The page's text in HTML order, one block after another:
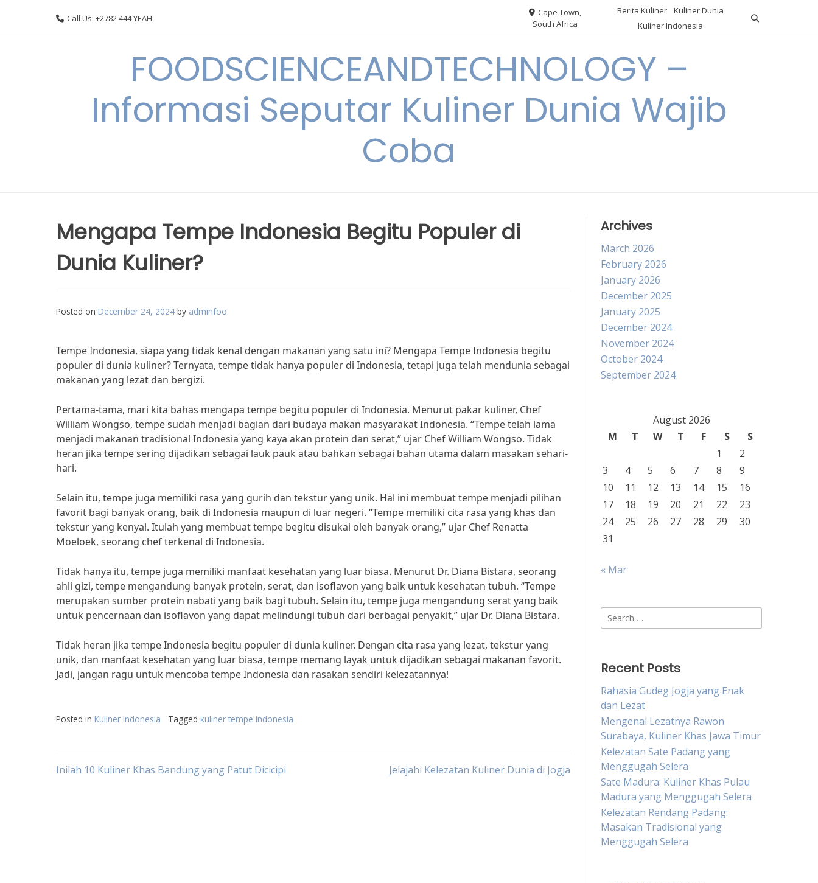
Call Us: +2782 444 YEAH
Cape Town,
South Africa
Berita Kuliner
Kuliner Dunia
Kuliner Indonesia
FOODSCIENCEANDTECHNOLOGY –
Informasi Seputar Kuliner Dunia Wajib
Coba
Mengapa Tempe Indonesia Begitu Populer di
Dunia Kuliner?
Posted on December 24, 2024 by adminfoo
Tempe Indonesia, siapa yang tidak kenal dengan makanan yang satu ini? Mengapa Tempe Indonesia begitu
populer di dunia kuliner? Ternyata, tempe tidak hanya populer di Indonesia, tetapi juga telah mendunia sebagai
makanan yang lezat dan bergizi.
Pertama-tama, mari kita bahas mengapa tempe begitu populer di Indonesia. Menurut pakar kuliner, Chef
William Wongso, tempe sudah menjadi bagian dari budaya makan masyarakat Indonesia. “Tempe telah lama
menjadi makanan tradisional Indonesia yang kaya akan protein dan serat,” ujar Chef William Wongso. Tidak
heran jika tempe sering dijadikan sebagai lauk pauk atau bahkan sebagai bahan utama dalam masakan sehari-
hari.
Selain itu, tempe juga memiliki rasa yang gurih dan tekstur yang unik. Hal ini membuat tempe menjadi pilihan
favorit bagi banyak orang, baik di Indonesia maupun di luar negeri. “Tempe memiliki cita rasa yang khas dan
tekstur yang kenyal. Itulah yang membuat tempe begitu disukai oleh banyak orang,” ujar Chef Renatta
Moeloek, seorang chef terkenal di Indonesia.
Tidak hanya itu, tempe juga memiliki manfaat kesehatan yang luar biasa. Menurut Dr. Diana Bistara, seorang
ahli gizi, tempe mengandung banyak protein, serat, dan isoflavon yang baik untuk kesehatan tubuh. “Tempe
merupakan sumber protein nabati yang baik bagi tubuh. Selain itu, tempe juga mengandung serat yang baik
untuk pencernaan dan isoflavon yang dapat melindungi tubuh dari berbagai penyakit,” ujar Dr. Diana Bistara.
Tidak heran jika tempe Indonesia begitu populer di dunia kuliner. Dengan cita rasa yang lezat, tekstur yang
unik, dan manfaat kesehatan yang luar biasa, tempe memang layak untuk dijadikan sebagai makanan favorit.
Jadi, jangan ragu untuk mencoba tempe Indonesia dan rasakan sendiri kelezatannya!
Posted in Kuliner Indonesia Tagged kuliner tempe indonesia
Post
Inilah 10 Kuliner Khas Bandung yang Patut Dicicipi Jelajahi Kelezatan Kuliner Dunia di Jogja
Archives
March 2026
February 2026
January 2026
December 2025
January 2025
December 2024
November 2024
October 2024
September 2024
August 2026
M
T W T F S
S
1
2
3
4 5 6 7 8
9
10
11 12 13 14 15
16
17
18 19 20 21 22
23
24
25 26 27 28 29
30
31
« Mar
Search
for:
Recent Posts
Rahasia Gudeg Jogja yang Enak
dan Lezat
Mengenal Lezatnya Rawon
Surabaya, Kuliner Khas Jawa Timur
Kelezatan Sate Padang yang
Menggugah Selera
Sate Madura: Kuliner Khas Pulau
Madura yang Menggugah Selera
Kelezatan Rendang Padang:
Masakan Tradisional yang
Menggugah Selera